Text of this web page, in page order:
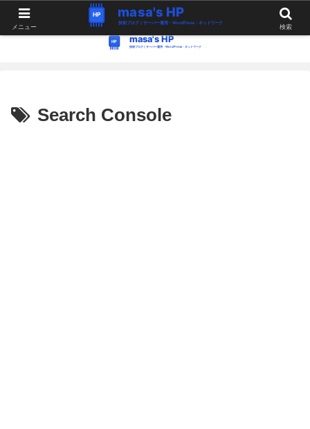
WordPress・Linux関連の情報。つぶやき。
Search Console
メニュー 検索